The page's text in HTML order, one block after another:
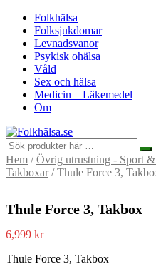
Folkhälsa
Folksjukdomar
Levnadsvanor
Psykisk ohälsa
Våld
Sex och hälsa
Medicin – Läkemedel
Om
Hem /Övrig utrustning - Sport
Takboxar/ Thule Force 3,
Thule Force 3, Takbox
6,999 kr
Thule Force 3, Takbox